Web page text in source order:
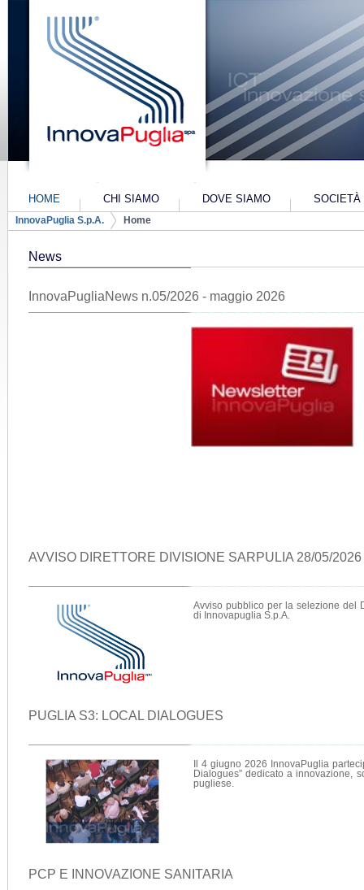
Navigazione
HOME
CHI SIAMO
PIANO INDUSTRIALE 2022-2024
DOVE SIAMO
SOCIETÀ
Breadcrumb
InnovaPuglia S.p.A. Home
News
InnovaPugliaNews n.05/2026 - maggio 2026
AVVISO DIRETTORE DIVISIONE SARPULIA 28/05/2026
Avviso pubblico per la selezione del
di Innovapuglia S.p.A.
PUGLIA S3: LOCAL DIALOGUES
Il 4 giugno 2026 InnovaPuglia
Dialogues” dedicato a innovazione,
pugliese.
PCP E INNOVAZIONE SANITARIA